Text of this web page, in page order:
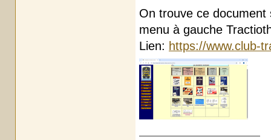
On trouve ce
menu à gauche
Lien: https://www.club-